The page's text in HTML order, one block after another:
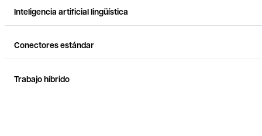
Inteligencia artificial lingüística
Conectores estándar
Trabajo híbrido